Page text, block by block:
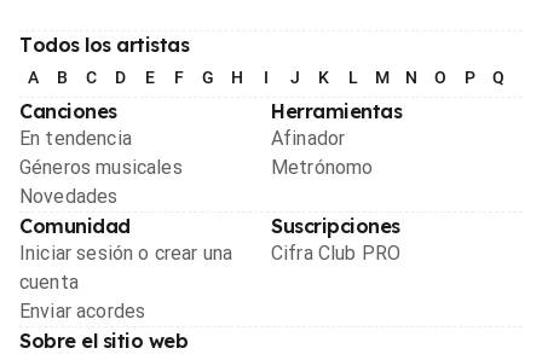
Todos los artistas
A B C D E F G H I J K L M N O P Q
Canciones
En tendencia
Géneros musicales
Novedades
Herramientas
Afinador
Metrónomo
Comunidad
Iniciar sesión o crear una
cuenta
Enviar acordes
Suscripciones
Cifra Club PRO
Sobre el sitio web